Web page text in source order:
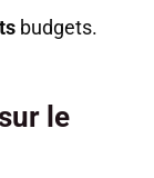
budgets.
le